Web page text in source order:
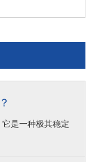
是一种极其稳定